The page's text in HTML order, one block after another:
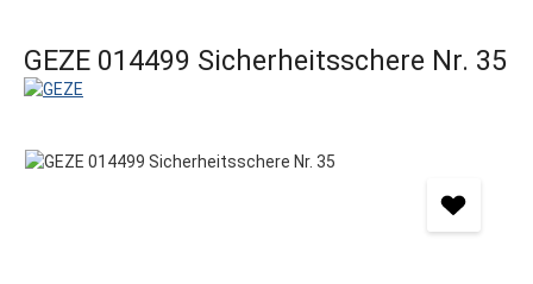
GEZE 014499 Sicherheitsschere Nr. 35
Skip image gallery